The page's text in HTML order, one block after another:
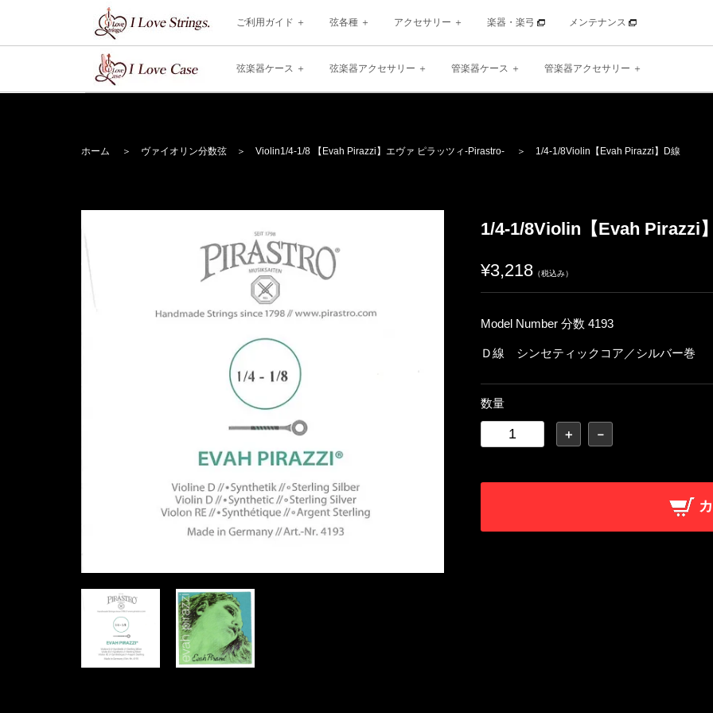
ご利用ガイド 弦各種 アクセサリー 楽器・楽弓 メンテナンス
弦楽器ケース 弦楽器アクセサリー 管楽器ケース 管楽器アクセサリー
ホーム ＞ ヴァイオリン分数弦 ＞ Violin1/4-1/8 【Evah Pirazzi】 エヴァ ピラッツィ-Pirastro- ＞ 1/4-1/8Violin【Evah Pirazzi】D線
1/4-1/8Violin【Evah Pirazzi
¥3,218（税込み）
Model Number 分数 4193
Ｄ線 シンセティックコア／シルバー巻
数量
＋ －